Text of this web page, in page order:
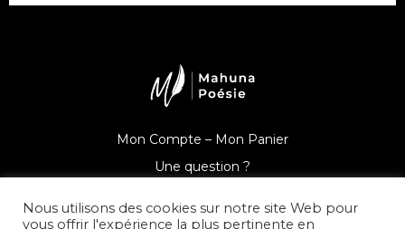
Mon Compte – Mon Panier
Une question ?
Nous utilisons des cookies sur notre site Web pour
vous offrir l'expérience la plus pertinente en